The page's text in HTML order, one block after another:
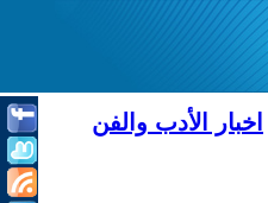
اخبار الأدب والفن